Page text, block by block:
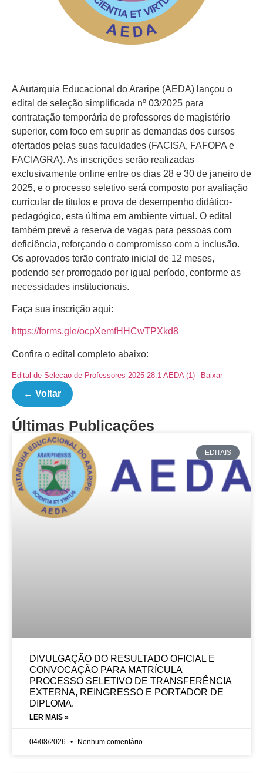
A Autarquia Educacional do Araripe (AEDA) lançou o
edital de seleção simplificada nº 03/2025 para
contratação temporária de professores de magistério
superior, com foco em suprir as demandas dos cursos
ofertados pelas suas faculdades (FACISA, FAFOPA e
FACIAGRA). As inscrições serão realizadas
exclusivamente online entre os dias 28 e 30 de janeiro de
2025, e o processo seletivo será composto por avaliação
curricular de títulos e prova de desempenho didático-
pedagógico, esta última em ambiente virtual. O edital
também prevê a reserva de vagas para pessoas com
deficiência, reforçando o compromisso com a inclusão.
Os aprovados terão contrato inicial de 12 meses,
podendo ser prorrogado por igual período, conforme as
necessidades institucionais​.
Faça sua inscrição aqui:
https://forms.gle/ocpXemfHHCwTPXkd8
Confira o edital completo abaixo:
Edital-de-Selecao-de-Professores-2025-28.1 AEDA (1) Baixar
← Voltar
Últimas Publicações
EDITAIS
DIVULGAÇÃO DO RESULTADO OFICIAL E
CONVOCAÇÃO PARA MATRÍCULA
PROCESSO SELETIVO DE TRANSFERÊNCIA
EXTERNA, REINGRESSO E PORTADOR DE
DIPLOMA.
LER MAIS »
04/08/2026 Nenhum comentário